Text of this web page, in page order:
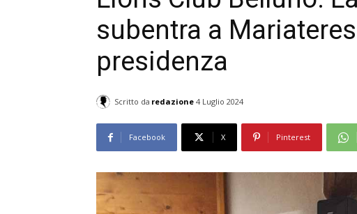
subentra a
presidenza
Scritto da redazione 4 Luglio 2024
Facebook X Pinterest